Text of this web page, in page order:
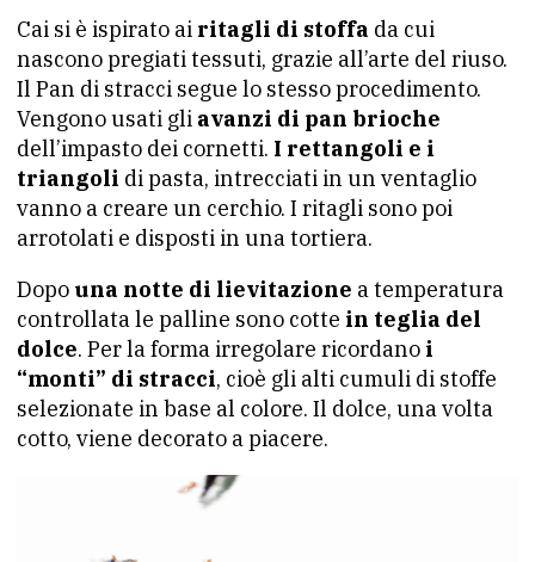
Cai si è ispirato ai ritagli di stoffa da cui
nascono pregiati tessuti, grazie all’arte del riuso.
Il Pan di stracci segue lo stesso procedimento.
Vengono usati gli avanzi di pan brioche
dell’impasto dei cornetti. I rettangoli e i
triangoli di pasta, intrecciati in un ventaglio
vanno a creare un cerchio. I ritagli sono poi
arrotolati e disposti in una tortiera.
Dopo una notte di lievitazione a temperatura
controllata le palline sono cotte in teglia del
dolce. Per la forma irregolare ricordano i
“monti” di stracci, cioè gli alti cumuli di stoffe
selezionate in base al colore. Il dolce, una volta
cotto, viene decorato a piacere.